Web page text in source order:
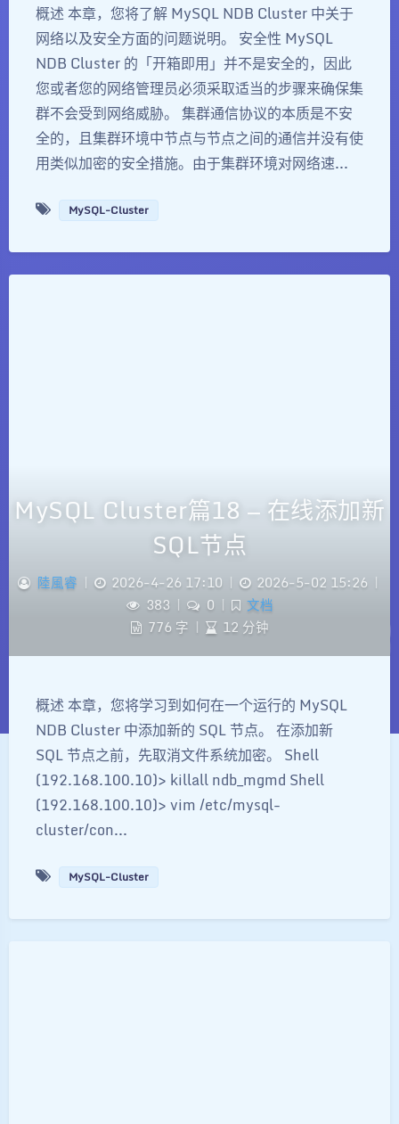
概述 本章，您将了解 MySQL NDB Cluster 中关于
网络以及安全方面的问题说明。 安全性 MySQL
NDB Cluster 的「开箱即用」并不是安全的，因此
您或者您的网络管理员必须采取适当的步骤来确保集
群不会受到网络威胁。 集群通信协议的本质是不安
全的，且集群环境中节点与节点之间的通信并没有使
用类似加密的安全措施。由于集群环境对网络速...
MySQL-Cluster
MySQL Cluster篇18 — 在线添加新
SQL节点
陸風睿 | 2026-4-26 17:10 | 2026-5-02 15:26 |
383 | 0 |
文档
776 字 | 12 分钟
概述 本章，您将学习到如何在一个运行的 MySQL
NDB Cluster 中添加新的 SQL 节点。 在添加新
SQL 节点之前，先取消文件系统加密。 Shell
(192.168.100.10)> killall ndb_mgmd Shell
(192.168.100.10)> vim /etc/mysql-
cluster/con...
MySQL-Cluster